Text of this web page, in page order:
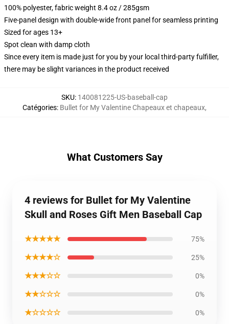
100% polyester, fabric weight 8.4 oz / 285gsm
Five-panel design with double-wide front panel for seamless printing
Sized for ages 13+
Spot clean with damp cloth
Since every item is made just for you by your local third-party fulfiller,
there may be slight variances in the product received
SKU: 140081225-US-baseball-cap
Catégories: Bullet for My Valentine Chapeaux et chapeaux,
What Customers Say
4 reviews for Bullet for My Valentine
Skull and Roses Gift Men Baseball Cap
★★★★★ 75%
★★★★☆ 25%
★★★☆☆ 0%
★★☆☆☆ 0%
★☆☆☆☆ 0%